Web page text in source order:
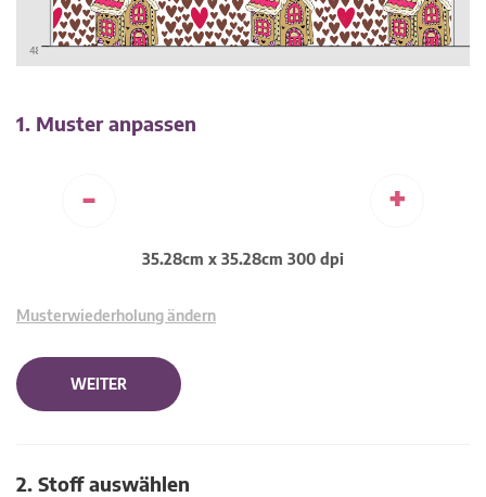
1. Muster anpassen
- +
35.28cm x 35.28cm 300 dpi
Musterwiederholung ändern
WEITER
2. Stoff auswählen